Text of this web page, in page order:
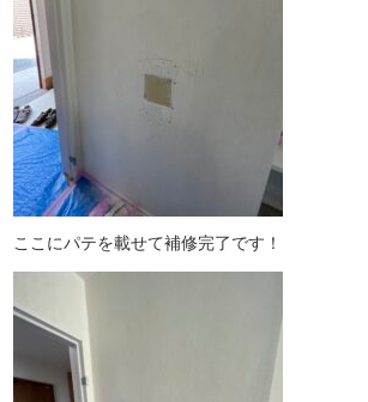
ここにパテを載せて補修完了です！